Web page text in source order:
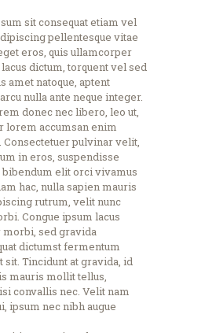
sit consequat etiam vel
pellentesque vitae
eros, quis ullamcorper
dictum, torquent vel sed
amet natoque, aptent
nulla ante neque integer.
donec nec libero, leo ut,
lorem accumsan enim
Consectetuer pulvinar velit,
in eros, suspendisse
elit orci vivamus
hac, nulla sapien mauris
rutrum, velit nunc
Congue ipsum lacus
morbi, sed gravida
dictumst fermentum
sit. Tincidunt at gravida, id
mauris mollit tellus,
convallis nec. Velit nam
ipsum nec nibh augue